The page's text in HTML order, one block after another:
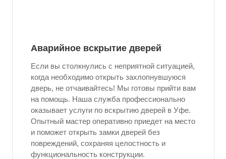
Аварийное вскрытие дверей
Если вы столкнулись с неприятной ситуацией,
когда необходимо открыть захлопнувшуюся
дверь, не отчаивайтесь! Мы готовы прийти вам
на помощь. Наша служба профессионально
оказывает услуги по вскрытию дверей в Уфе.
Опытный мастер оперативно приедет на место
и поможет открыть замки дверей без
повреждений, сохраняя целостность и
функциональность конструкции.